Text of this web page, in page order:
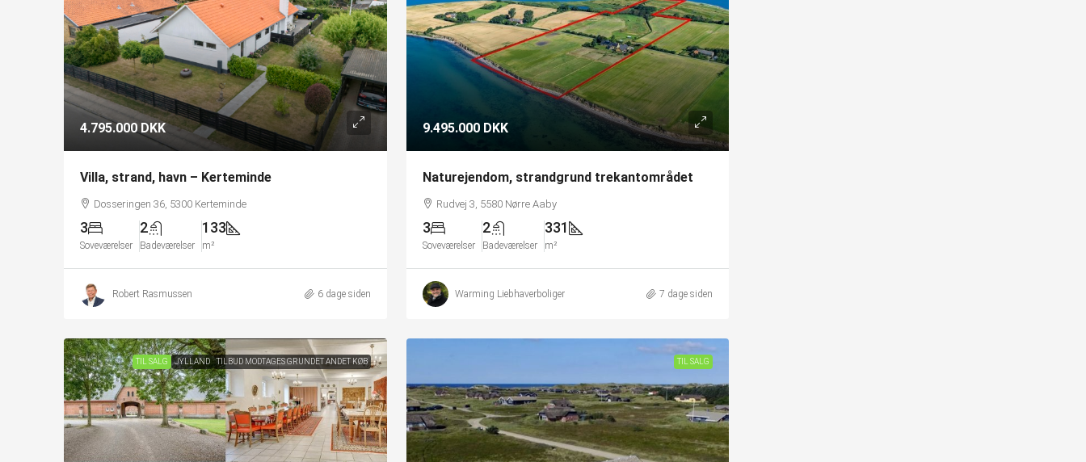
4.795.000 DKK
Villa, strand, havn – Kerteminde
Dosseringen 36, 5300 Kerteminde
3
Soveværelser
2
Badeværelser
133
m²
Robert Rasmussen 6 dage siden
9.495.000 DKK
Naturejendom, strandgrund trekantområdet
Rudvej 3, 5580 Nørre Aaby
3
Soveværelser
2
Badeværelser
331
m²
Warming Liebhaverboliger 7 dage siden
TIL SALG JYLLAND TILBUD MODTAGES GRUNDET ANDET KØB TIL SALG